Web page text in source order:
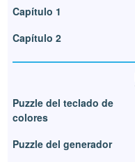
Capítulo 1
Capítulo 2
Puzzle del teclado de
colores
Puzzle del generador